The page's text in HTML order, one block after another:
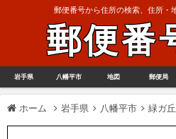
郵便番号から住所の検索、住所・
郵便番
岩手県 八幡平市 地図 郵便局
ホーム 岩手県 八幡平市 緑ガ丘